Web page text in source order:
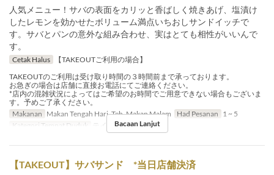
人気メニュー！サバの表面をカリッと香ばしく焼きあげ、塩漬け
したレモンを効かせたボリューム満点いちおしサンドイッチで
す。サバとパンの意外な組み合わせ、実はとても相性がいいんで
す。
Cetak Halus
【TAKEOUTご利用の場合】
TAKEOUTのご利用は受け取り時間の３時間前まで承っております。
お急ぎの場合は店舗に直接お電話にてご連絡ください。
*店内の混雑状況によってはご希望のお時間でご用意できない場合もございま
す。予めご了承ください。
Makanan Makan Tengah Hari, Teh, Makan Malam Had Pesanan 1 ~ 5
Kategori Tempat Duduk
テイクアウトBacaan Lanjut
【TAKEOUT】サバサンド *当日店舗決済